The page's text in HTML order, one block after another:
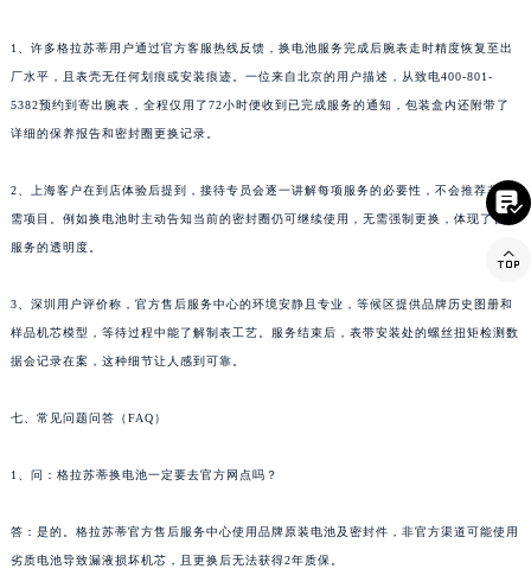
1、许多格拉苏蒂用户通过官方客服热线反馈，换电池服务完成后腕表走时精度恢复至出
厂水平，且表壳无任何划痕或安装痕迹。一位来自北京的用户描述，从致电400-801-
5382预约到寄出腕表，全程仅用了72小时便收到已完成服务的通知，包装盒内还附带了
详细的保养报告和密封圈更换记录。
2、上海客户在到店体验后提到，接待专员会逐一讲解每项服务的必要性，不会推荐非必
需项目。例如换电池时主动告知当前的密封圈仍可继续使用，无需强制更换，体现了官方
服务的透明度。
3、深圳用户评价称，官方售后服务中心的环境安静且专业，等候区提供品牌历史图册和
样品机芯模型，等待过程中能了解制表工艺。服务结束后，表带安装处的螺丝扭矩检测数
据会记录在案，这种细节让人感到可靠。
七、常见问题问答（FAQ）
1、问：格拉苏蒂换电池一定要去官方网点吗？
答：是的。格拉苏蒂官方售后服务中心使用品牌原装电池及密封件，非官方渠道可能使用
劣质电池导致漏液损坏机芯，且更换后无法获得2年质保。

